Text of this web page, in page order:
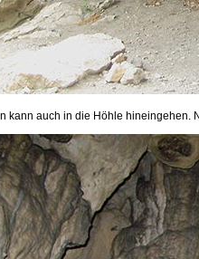
kann auch in die Höhle hineingehen.